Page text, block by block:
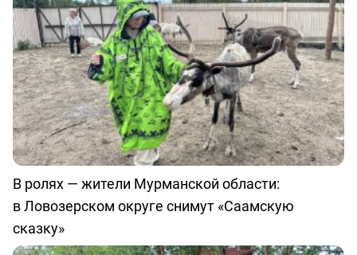
В ролях — жители Мурманской области:
в Ловозерском округе снимут «Саамскую
сказку»